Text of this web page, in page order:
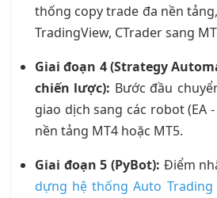
thống copy trade đa nền
TradingView, CTrader sang
Giai đoạn 4 (Strategy
chiến lược): Bước đầu
giao dịch sang các robot (EA
nền tảng MT4 hoặc MT5.
Giai đoạn 5 (PyBot): Điểm
dựng hệ thống Auto Trading